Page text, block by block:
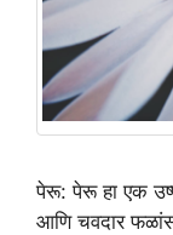
पेरू: पेरू हा एक
आणि चवदार